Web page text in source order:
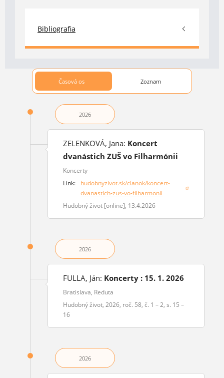
Bibliografia
Časová os Zoznam
2026
ZELENKOVÁ, Jana: Koncert
dvanástich ZUŠ vo Filharmónii
Koncerty
Link:
hudobnyzivot.sk/clanok/koncert-
dvanastich-zus-vo-filharmonii
(otvorí sa v novom okne)
Hudobný život [online], 13.4.2026
2026
FULLA, Ján: Koncerty : 15. 1. 2026
Bratislava, Reduta
Hudobný život, 2026, roč. 58, č. 1 – 2, s. 15 –
16
2026